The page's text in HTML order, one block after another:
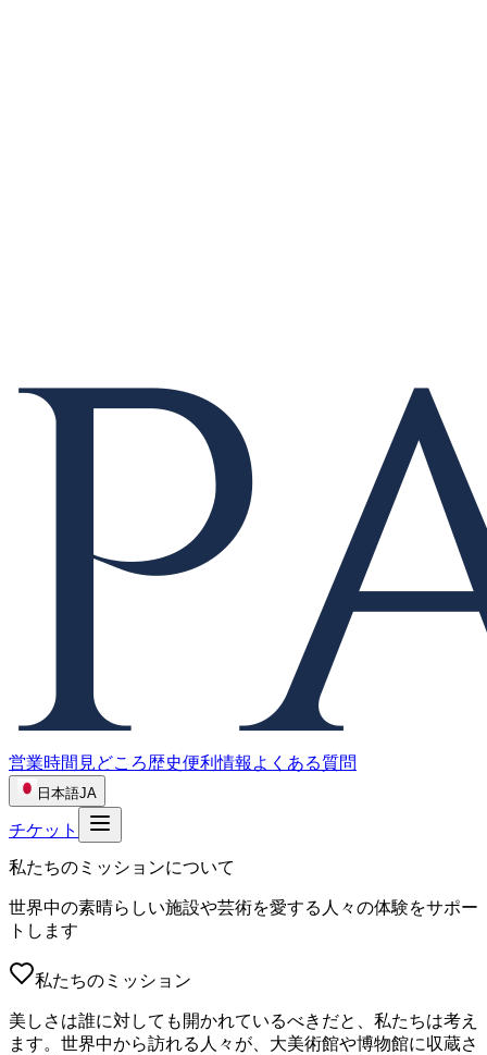
営業時間 見どころ歴史便利情報 よくある質問
日本語JA
チケット
私たちのミッションについて
世界中の素晴らしい施設や芸術を愛する人々の体験をサポー
トします
私たちのミッション
美しさは誰に対しても開かれているべきだと、私たちは考え
ます。世界中から訪れる人々が、大美術館や博物館に収蔵さ